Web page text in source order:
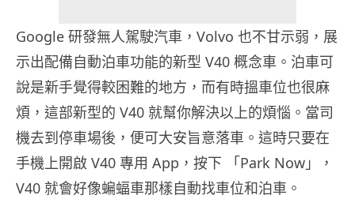
Google 研發無人駕駛汽車，Volvo 也不甘示弱，展
示出配備自動泊車功能的新型 V40 概念車。泊車可
說是新手覺得較困難的地方，而有時搵車位也很麻
煩，這部新型的 V40 就幫你解決以上的煩惱。當司
機去到停車場後，便可大安旨意落車。這時只要在
手機上開啟 V40 專用 App，按下 「Park Now」，
V40 就會好像蝙蝠車那樣自動找車位和泊車。